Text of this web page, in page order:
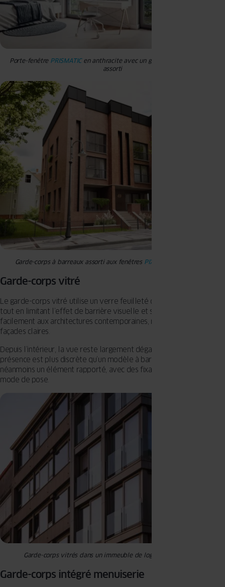
Porte-fenêtre PRISMATICen anthracite avec un garde-corps à barreaux
assorti
Garde-corps à barreaux assorti aux fenêtres PIXEL
Garde-corps vitré
Le garde-corps vitré utilise un verre feuilleté de sécurité. Il protège
tout en limitant l’effet de barrière visuelle et s’intègre plus
facilement aux architectures contemporaines, minimalistes ou aux
façades claires.
Depuis l’intérieur, la vue reste largement dégagée ; à l’extérieur, sa
présence est plus discrète qu’un modèle à barreaux. Il reste
néanmoins un élément rapporté, avec des fixations visibles selon le
mode de pose.
Garde-corps vitrés dans un immeuble de logements collectifs
Garde-corps intégré menuiserie